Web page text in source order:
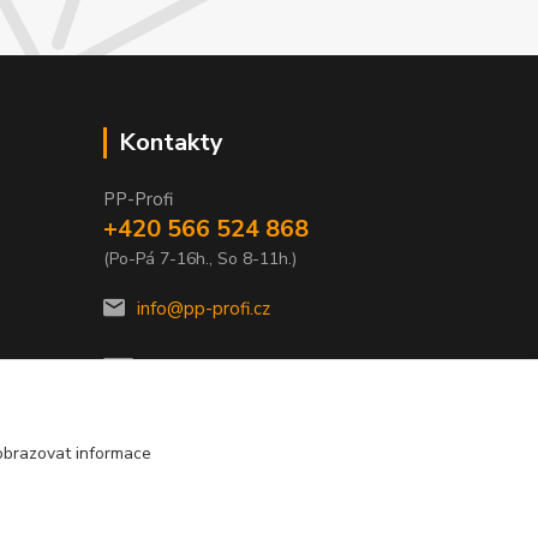
Kontakty
PP-Profi
+420 566 524 868
(Po-Pá 7-16h., So 8-11h.)
info@pp-profi.cz
informace